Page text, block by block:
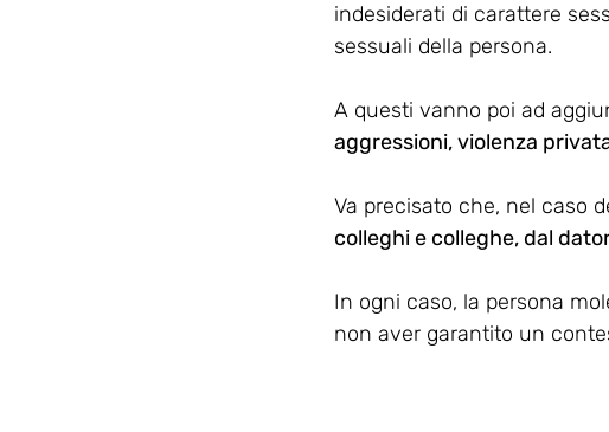
indesiderati di carattere
sessuali della persona.
A questi vanno poi ad
aggressioni, violenza
Va precisato che, nel caso
colleghi e colleghe, dal
In ogni caso, la persona
non aver garantito un